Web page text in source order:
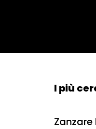
I più
Zanzare